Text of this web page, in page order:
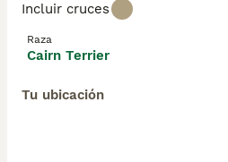
Incluir cruces
Raza
Cairn Terrier
Tu ubicación